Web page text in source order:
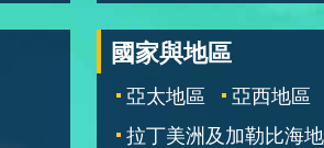
國家與地區
亞太地區 亞西地區
拉丁美洲及加勒比海